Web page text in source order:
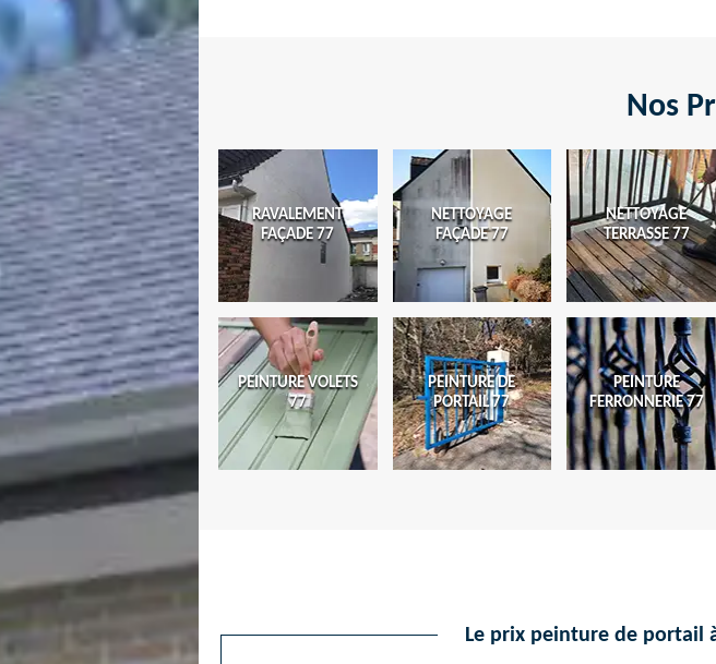
Nos
RAVALEMENT
FAÇADE 77
NETTOYAGE
FAÇADE 77
NETTOYAGE
TERRASSE 77
PEINTURE VOLETS
77
PEINTURE DE
PORTAIL 77
PEINTURE
FERRONNERIE 77
Le prix peinture de portail